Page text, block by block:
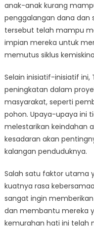
anak-anak kurang
penggalangan dana dan
tersebut telah mampu
impian mereka untuk
memutus siklus
Selain inisiatif-inisiatif
peningkatan dalam
masyarakat, seperti
pohon. Upaya-upaya ini
melestarikan keindahan
kesadaran akan
kalangan penduduknya.
Salah satu faktor utama
kuatnya rasa
sangat ingin
dan membantu mereka
kemurahan hati ini telah